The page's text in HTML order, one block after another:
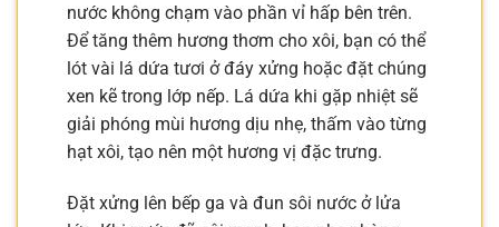
nước không chạm vào phần vỉ hấp bên trên.
Để tăng thêm hương thơm cho xôi, bạn có thể
lót vài lá dứa tươi ở đáy xửng hoặc đặt chúng
xen kẽ trong lớp nếp. Lá dứa khi gặp nhiệt sẽ
giải phóng mùi hương dịu nhẹ, thấm vào từng
hạt xôi, tạo nên một hương vị đặc trưng.
Đặt xửng lên bếp ga và đun sôi nước ở lửa